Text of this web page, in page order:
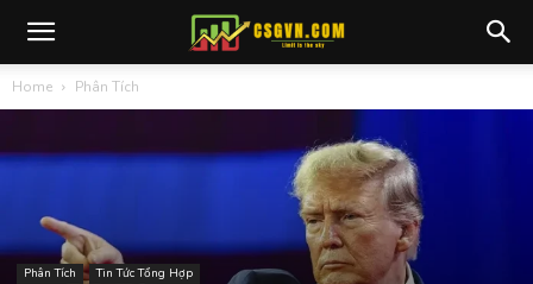
Home Phân Tích
Phân Tích Tin Tức Tổng Hợp